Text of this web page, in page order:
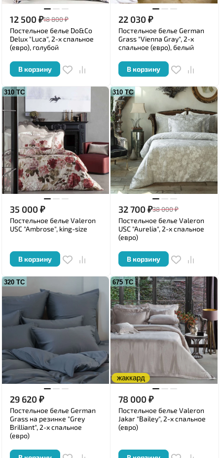
12 500₽18 800₽
Постельное белье Do&Co
Delux "Luca", 2-х спальное
(евро), голубой
В корзину
22 030₽
Постельное белье German
Grass "Vienna Gray", 2-х
спальное (евро), белый
В корзину
310 ТС
35 000₽
Постельное белье Valeron
USC "Ambrose", king-size
В корзину
310 ТС
32 700₽38 000₽
Постельное белье Valeron
USC "Aurelia", 2-х спальное
(евро)
В корзину
320 ТС
29 620₽
Постельное белье German
Grass на резинке "Grey
Brilliant", 2-х спальное
(евро)
675 ТС
жаккард
78 000₽
Постельное белье Valeron
Jakar "Bailey", 2-х спальное
(евро)